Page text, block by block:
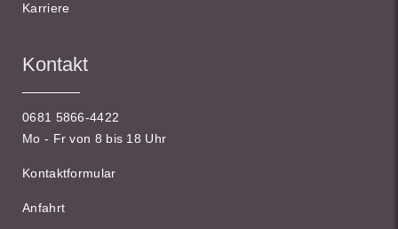
Karriere
Kontakt
0681 5866-4422
Mo - Fr von 8 bis 18 Uhr
Kontaktformular
Anfahrt